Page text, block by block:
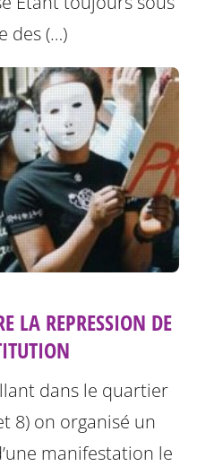
des (…)
LA REPRESSION DE
dans le quartier
8) on organisé un
manifestation le